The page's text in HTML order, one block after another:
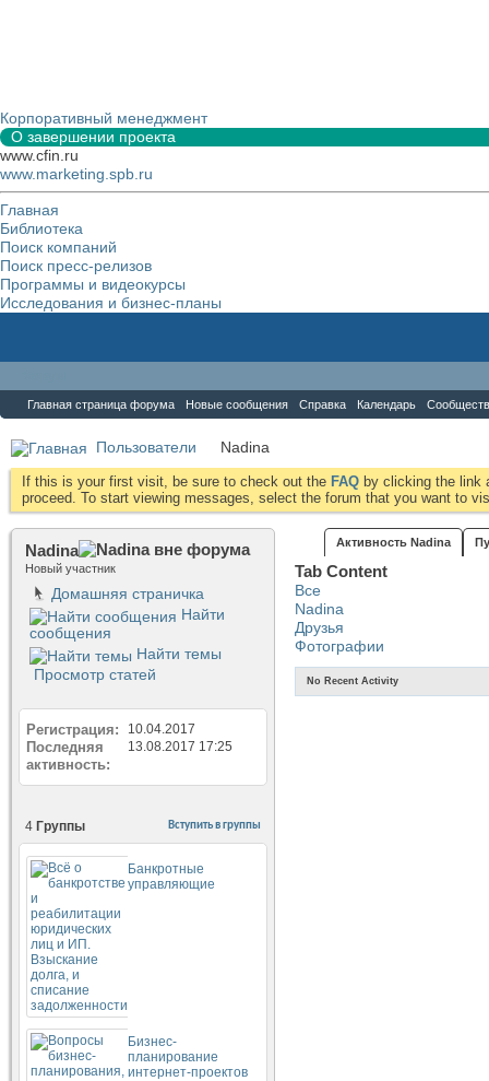
Корпоративный менеджмент
О завершении проекта
www.cfin.ru
www.marketing.spb.ru
Главная
Библиотека
Поиск компаний
Поиск пресс-релизов
Программы и видеокурсы
Исследования и бизнес-планы
Главная страница форума Новые сообщения Справка Календарь
Пользователи Nadina
If this is your first visit, be sure to check out the FAQ by clicking the link
proceed. To start viewing messages, select the forum that you want to
Nadina
Новый участник
Домашняя страничка
Найти
сообщения
Найти темы
Просмотр статей
Регистрация 10.04.2017
Последняя
активность
13.08.2017 17:25
Вступить в группы
4 Группы
Банкротные
управляющие
Бизнес-
планирование
интернет-проектов
Активность Nadina
Tab Content
Все
Nadina
Друзья
Фотографии
No Recent Activity